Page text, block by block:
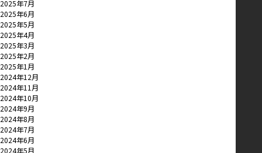
2025年7月
2025年6月
2025年5月
2025年4月
2025年3月
2025年2月
2025年1月
2024年12月
2024年11月
2024年10月
2024年9月
2024年8月
2024年7月
2024年6月
2024年5月